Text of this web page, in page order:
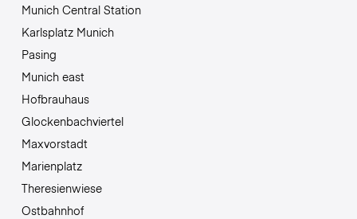
Munich Central Station
Karlsplatz Munich
Pasing
Munich east
Hofbrauhaus
Glockenbachviertel
Maxvorstadt
Marienplatz
Theresienwiese
Ostbahnhof